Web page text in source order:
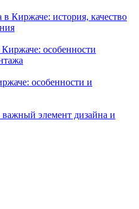
в Киржаче: история, качество
особенности
особенности и
элемент дизайна и